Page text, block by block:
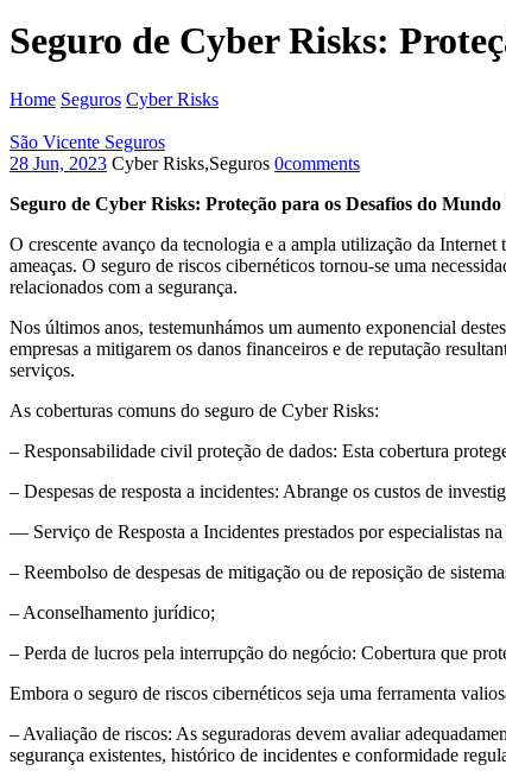
Seguro de Cyber Risks:
Home Seguros Cyber Risks
São Vicente Seguros
28 Jun, 2023 Cyber Risks,Seguros 0comments
Seguro de Cyber Risks: Proteção para os Desafios do
O crescente avanço da tecnologia e a ampla utilização da
ameaças. O seguro de riscos cibernéticos tornou-se uma
relacionados com a segurança.
Nos últimos anos, testemunhámos um aumento exponencial
empresas a mitigarem os danos financeiros e de reputação
serviços.
As coberturas comuns do seguro de Cyber Risks:
– Responsabilidade civil proteção de dados: Esta cobertura
– Despesas de resposta a incidentes: Abrange os custos de
— Serviço de Resposta a Incidentes prestados por especialistas
– Reembolso de despesas de mitigação ou de reposição de
– Aconselhamento jurídico;
– Perda de lucros pela interrupção do negócio: Cobertura que
Embora o seguro de riscos cibernéticos seja uma ferramenta
– Avaliação de riscos: As seguradoras devem avaliar
segurança existentes, histórico de incidentes e conformidade